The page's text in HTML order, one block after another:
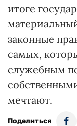
итоге
законные
самых,
служебным
мечтают.
Поделиться